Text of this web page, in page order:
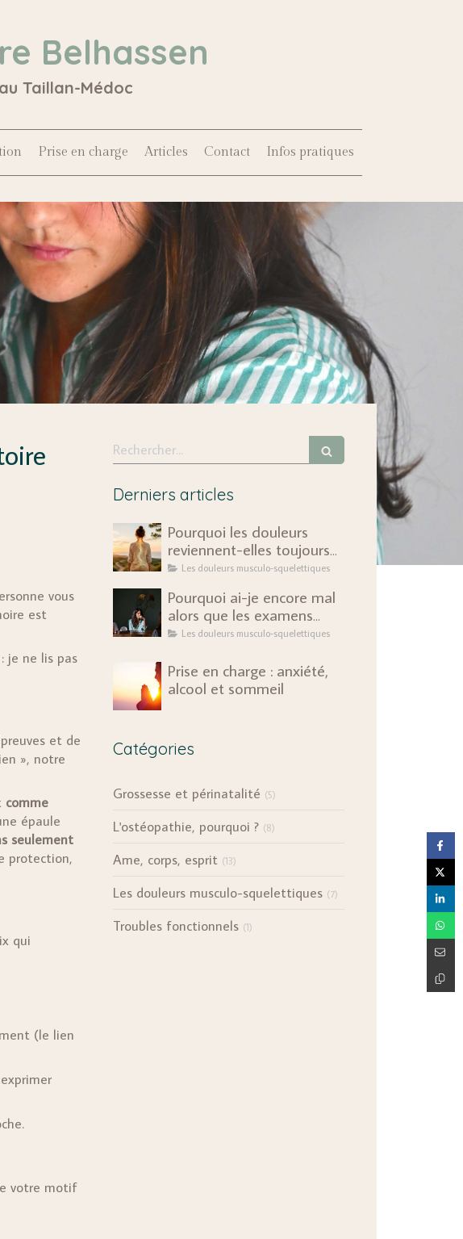
Belhassen
Taillan-Médoc
Prise en charge Articles Contact Infos pratiques
vous
est
je ne lis pas
et de
», notre
comme
épaule
seulement
protection,
qui
(le lien
votre motif
Rechercher
Derniers articles
Pourquoi les douleurs
reviennent-elles toujours
au même endroit ?
Les douleurs musculo-squelettiques
Pourquoi ai-je encore mal
alors que les examens
sont rassurants ?
Les douleurs musculo-squelettiques
Prise en charge : anxiété,
alcool et sommeil
Catégories
Grossesse et périnatalité (5)
L'ostéopathie, pourquoi ? (8)
Ame, corps, esprit (13)
Les douleurs musculo-squelettiques (7)
Troubles fonctionnels (1)